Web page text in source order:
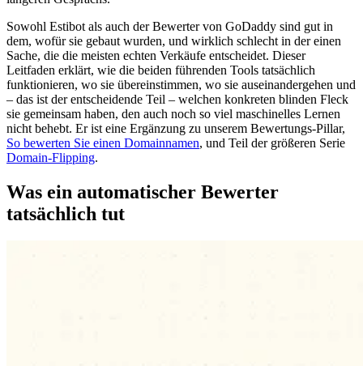
Sowohl Estibot als auch der Bewerter von GoDaddy sind gut in
dem, wofür sie gebaut wurden, und wirklich schlecht in der einen
Sache, die die meisten echten Verkäufe entscheidet. Dieser
Leitfaden erklärt, wie die beiden führenden Tools tatsächlich
funktionieren, wo sie übereinstimmen, wo sie auseinandergehen und
– das ist der entscheidende Teil – welchen konkreten blinden Fleck
sie gemeinsam haben, den auch noch so viel maschinelles Lernen
nicht behebt. Er ist eine Ergänzung zu unserem Bewertungs-Pillar,
So bewerten Sie einen Domainnamen, und Teil der größeren Serie
Domain-Flipping.
Was ein automatischer Bewerter
tatsächlich tut